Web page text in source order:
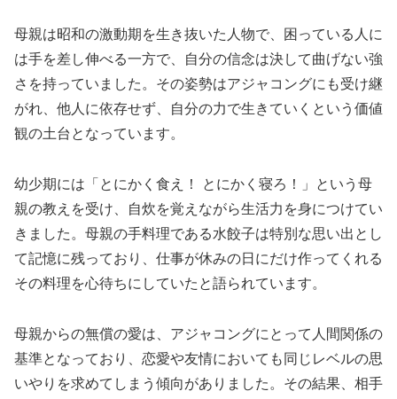
母親は昭和の激動期を生き抜いた人物で、困っている人に
は手を差し伸べる一方で、自分の信念は決して曲げない強
さを持っていました。その姿勢はアジャコングにも受け継
がれ、他人に依存せず、自分の力で生きていくという価値
観の土台となっています。
幼少期には「とにかく食え！ とにかく寝ろ！」という母
親の教えを受け、自炊を覚えながら生活力を身につけてい
きました。母親の手料理である水餃子は特別な思い出とし
て記憶に残っており、仕事が休みの日にだけ作ってくれる
その料理を心待ちにしていたと語られています。
母親からの無償の愛は、アジャコングにとって人間関係の
基準となっており、恋愛や友情においても同じレベルの思
いやりを求めてしまう傾向がありました。その結果、相手